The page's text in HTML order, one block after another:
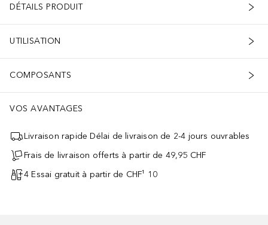
DÉTAILS PRODUIT
UTILISATION
COMPOSANTS
VOS AVANTAGES
Livraison rapide Délai de livraison de 2-4 jours ouvrables
Frais de livraison offerts à partir de 49,95 CHF
4 Essai gratuit à partir de CHF¹ 10